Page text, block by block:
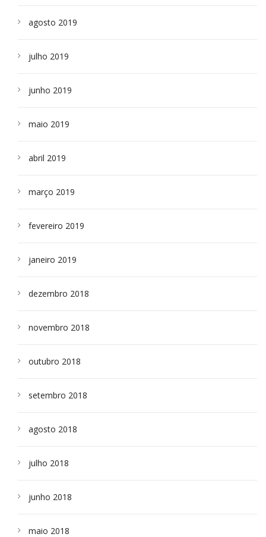
agosto 2019
julho 2019
junho 2019
maio 2019
abril 2019
março 2019
fevereiro 2019
janeiro 2019
dezembro 2018
novembro 2018
outubro 2018
setembro 2018
agosto 2018
julho 2018
junho 2018
maio 2018